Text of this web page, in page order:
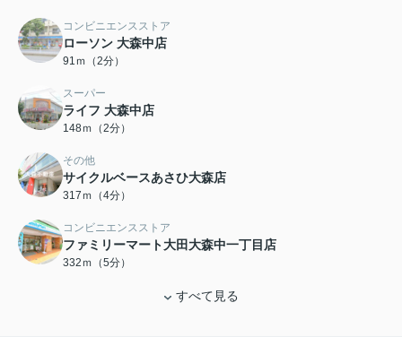
コンビニエンスストア
ローソン 大森中店
91ｍ（2分）
スーパー
ライフ 大森中店
148ｍ（2分）
その他
サイクルベースあさひ大森店
317ｍ（4分）
コンビニエンスストア
ファミリーマート大田大森中一丁目店
332ｍ（5分）
すべて見る